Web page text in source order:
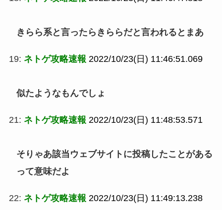
きらら系と言ったらきららだと言われるとまあ
19: ネトゲ攻略速報 2022/10/23(日) 11:46:51.069
似たようなもんでしょ
21: ネトゲ攻略速報 2022/10/23(日) 11:48:53.571
そりゃあ該当ウェブサイトに投稿したことがある
って意味だよ
22: ネトゲ攻略速報 2022/10/23(日) 11:49:13.238